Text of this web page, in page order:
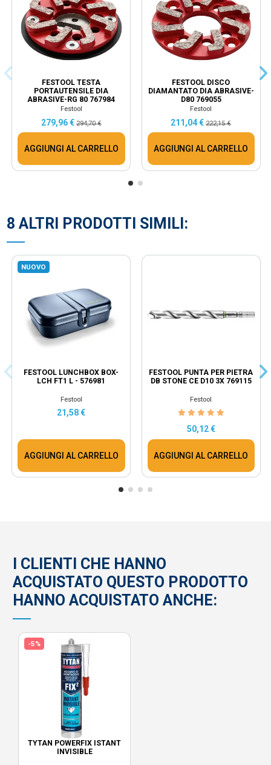
FESTOOL TESTA
PORTAUTENSILE DIA
ABRASIVE-RG 80 767984
Festool
279,96 € 294,70 €
AGGIUNGI AL CARRELLO
FESTOOL DISCO
DIAMANTATO DIA ABRASIVE-
D80 769055
Festool
211,04 €222,15 €
AGGIUNGI AL CARRELLO
8 ALTRI PRODOTTI SIMILI:
NUOVO
FESTOOL LUNCHBOX BOX-
LCH FT1 L - 576981
Festool
21,58 €
AGGIUNGI AL CARRELLO
FESTOOL PUNTA PER PIETRA
DB STONE CE D10 3X 769115
Festool
50,12 €
AGGIUNGI AL CARRELLO
I CLIENTI CHE HANNO
ACQUISTATO QUESTO PRODOTTO
HANNO ACQUISTATO ANCHE:
-5%
TYTAN POWERFIX ISTANT
INVISIBLE